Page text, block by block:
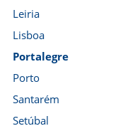
Leiria
Lisboa
Portalegre
Porto
Santarém
Setúbal